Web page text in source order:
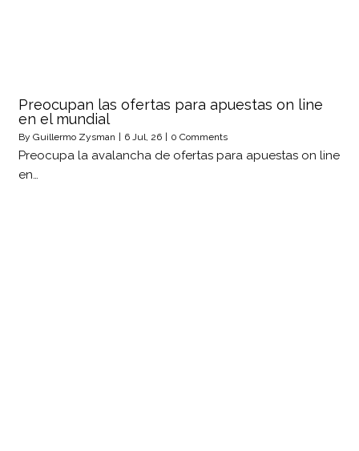
Preocupan las ofertas para apuestas on line
en el mundial
By Guillermo Zysman | 6 Jul, 26 | 0 Comments
Preocupa la avalancha de ofertas para apuestas on line
en…